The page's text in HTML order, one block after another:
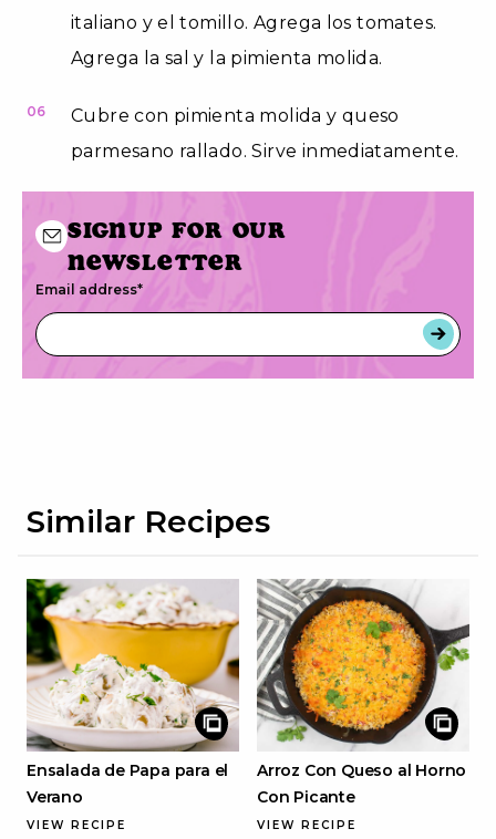
italiano y el tomillo. Agrega los tomates.
Agrega la sal y la pimienta molida.
06
Cubre con pimienta molida y queso
parmesano rallado. Sirve inmediatamente.
Signup for our
newsletter
Email address*
Similar Recipes
Ensalada de Papa para el
Verano
VIEW RECIPE
Arroz Con Queso al Horno
Con Picante
VIEW RECIPE